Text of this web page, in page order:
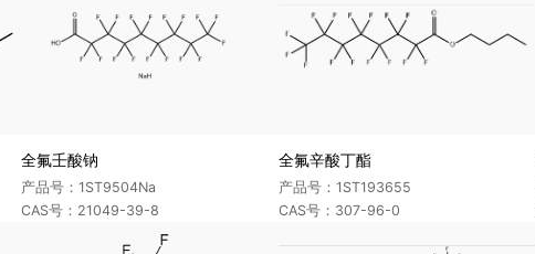
全氟壬酸钠
产品号：1ST9504Na
CAS号：21049-39-8
全氟辛酸丁酯
产品号：1ST193655
CAS号：307-96-0